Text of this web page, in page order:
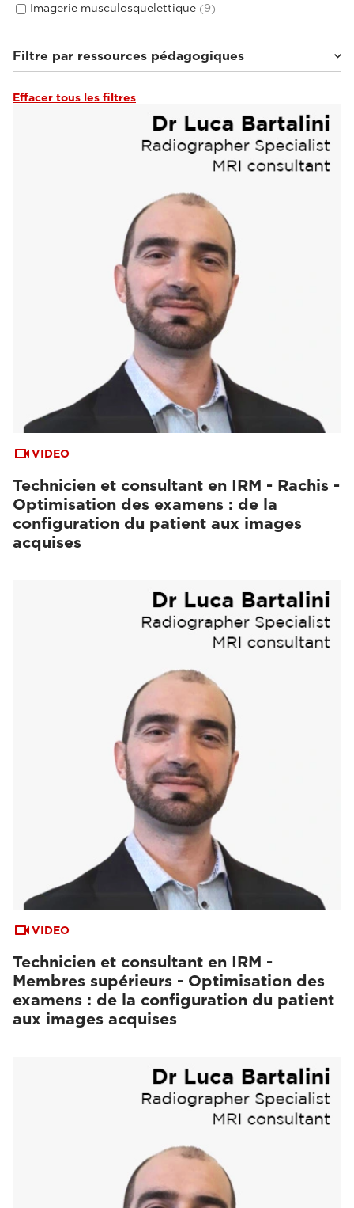
Imagerie musculosquelettique (9)
Filtre par ressources pédagogiques
Tutoriels et manuels d’utilisation
Effacer tous les filtres
VIDEO
Technicien et consultant en IRM - Rachis -
Optimisation des examens : de la
configuration du patient aux images
acquises
VIDEO
Technicien et consultant en IRM -
Membres supérieurs - Optimisation des
examens : de la configuration du patient
aux images acquises